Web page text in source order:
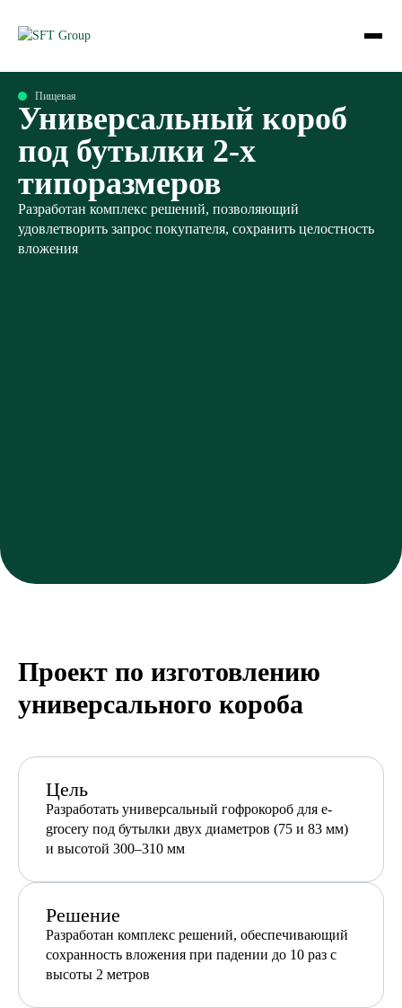
Пищевая
Универсальный короб
под бутылки 2-х
типоразмеров
Разработан комплекс решений, позволяющий
удовлетворить запрос покупателя, сохранить целостность
вложения
Проект по изготовлению
универсального короба
Цель
Разработать универсальный гофрокороб для e-
grocery под бутылки двух диаметров (75 и 83 мм)
и высотой 300–310 мм
Решение
Разработан комплекс решений, обеспечивающий
сохранность вложения при падении до 10 раз с
высоты 2 метров